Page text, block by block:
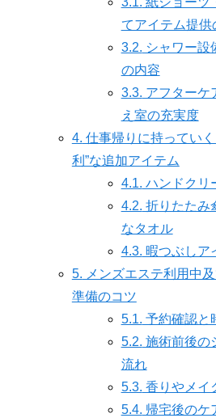
てアイテム提供
3.2. シャワー設
の内容
3.3. アフターケ
え室の充実度
4. 仕事帰りに持ってい
利”な追加アイテム
4.1. ハンドクリ
4.2. 折りたたみ
なタオル
4.3. 暇つぶしア
5. メンズエステ利用中
準備のコツ
5.1. 予約確認と
5.2. 施術前後の
流れ
5.3. 香りやメイ
5.4. 帰宅後のケ